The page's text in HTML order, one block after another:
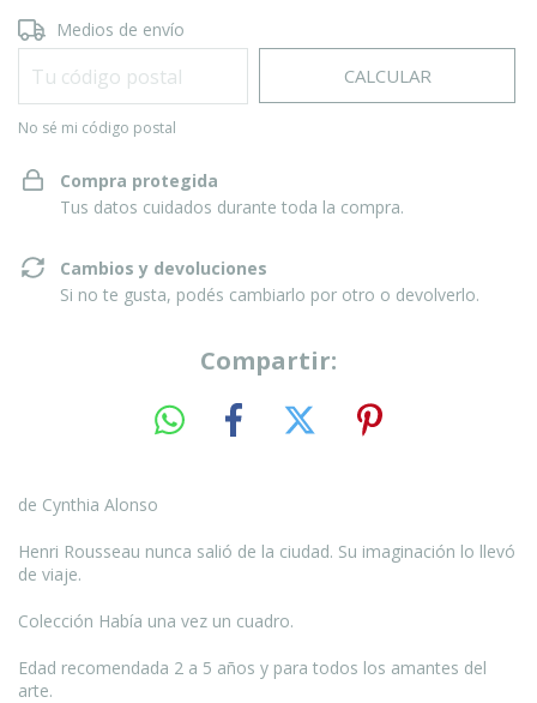
Entregas para el CP:
Medios de envío
CALCULAR
No sé mi código postal
Compra protegida
Tus datos cuidados durante toda la compra.
Cambios y devoluciones
Si no te gusta, podés cambiarlo por otro o devolverlo.
Compartir:
de Cynthia Alonso
Henri Rousseau nunca salió de la ciudad. Su imaginación lo llevó
de viaje.
Colección Había una vez un cuadro.
Edad recomendada 2 a 5 años y para todos los amantes del
arte.